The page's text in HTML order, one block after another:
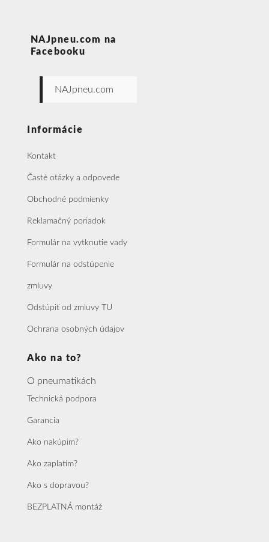
NAJpneu.com na
Facebooku
NAJpneu.com
Informácie
Kontakt
Časté otázky a odpovede
Obchodné podmienky
Reklamačný poriadok
Formulár na vytknutie vady
Formulár na odstúpenie
zmluvy
Odstúpiť od zmluvy TU
Ochrana osobných údajov
Ako na to?
O pneumatikách
Technická podpora
Garancia
Ako nakúpim?
Ako zaplatím?
Ako s dopravou?
BEZPLATNÁ montáž